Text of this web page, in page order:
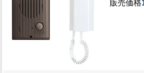
販売価格